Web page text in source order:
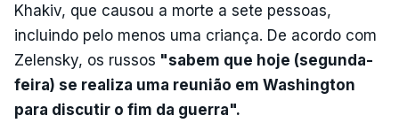
Khakiv, que causou a morte a sete pessoas,
incluindo pelo menos uma criança. De acordo com
Zelensky, os russos "sabem que hoje (segunda-
feira) se realiza uma reunião em Washington
para discutir o fim da guerra".